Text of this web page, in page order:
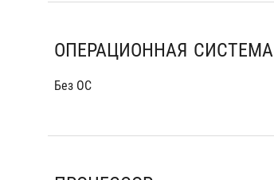
ОПЕРАЦИОННАЯ СИСТЕМА
Без ОС